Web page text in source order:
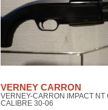
VERNEY CARRON
VERNEY-CARRON IMPACT NT
CALIBRE 30-06